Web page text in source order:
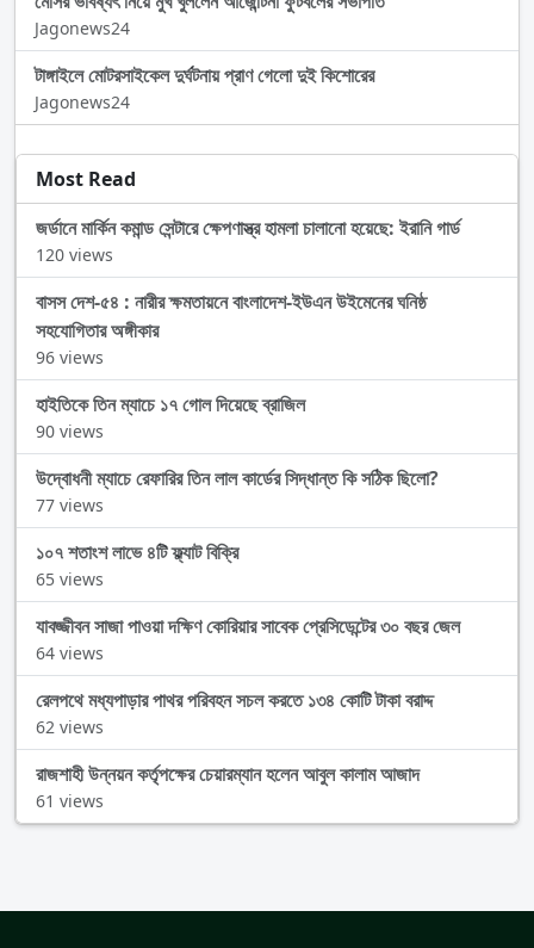
Jagonews24
টাঙ্গাইলে মোটরসাইকেল দুর্ঘটনায় প্রাণ গেলো দুই কিশোরের
Jagonews24
Most Read
জর্ডানে মার্কিন কমান্ড সেন্টারে ক্ষেপণাস্ত্র হামলা চালানো হয়েছে: ইরানি গার্ড
120 views
বাসস দেশ-৫৪ : নারীর ক্ষমতায়নে বাংলাদেশ-ইউএন উইমেনের ঘনিষ্ঠ
সহযোগিতার অঙ্গীকার
96 views
হাইতিকে তিন ম্যাচে ১৭ গোল দিয়েছে ব্রাজিল
90 views
উদ্বোধনী ম্যাচে রেফারির তিন লাল কার্ডের সিদ্ধান্ত কি সঠিক ছিলো?
77 views
১০৭ শতাংশ লাভে ৪টি ফ্ল্যাট বিক্রি
65 views
যাবজ্জীবন সাজা পাওয়া দক্ষিণ কোরিয়ার সাবেক প্রেসিডেন্টের ৩০ বছর জেল
64 views
রেলপথে মধ্যপাড়ার পাথর পরিবহন সচল করতে ১৩৪ কোটি টাকা বরাদ্দ
62 views
রাজশাহী উন্নয়ন কর্তৃপক্ষের চেয়ারম্যান হলেন আবুল কালাম আজাদ
61 views